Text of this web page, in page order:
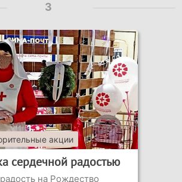
3
акции
сердечной радостью
на Рождество